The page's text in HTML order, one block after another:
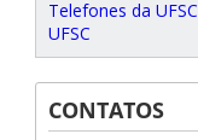
Telefones da UFSC
UFSC
CONTATOS